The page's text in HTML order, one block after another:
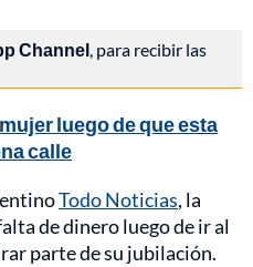
Channel, para recibir las
luego de que esta
calle
Todo Noticias, la
de dinero luego de ir al
parte de su jubilación.